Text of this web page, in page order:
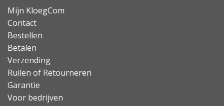
Mijn KloegCom
Contact
Bestellen
Betalen
Verzending
Ruilen of Retourneren
Garantie
Voor bedrijven